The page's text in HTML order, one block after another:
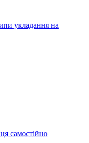
укладання на
самостійно